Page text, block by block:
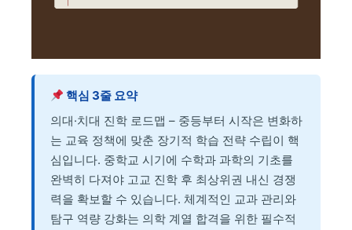
핵심 3줄 요약
의대·치대 진학 로드맵 – 중등부터 시작은 변화하
는 교육 정책에 맞춘 장기적 학습 전략 수립이 핵
심입니다. 중학교 시기에 수학과 과학의 기초를
완벽히 다져야 고교 진학 후 최상위권 내신 경쟁
력을 확보할 수 있습니다. 체계적인 교과 관리와
탐구 역량 강화는 의학 계열 합격을 위한 필수적